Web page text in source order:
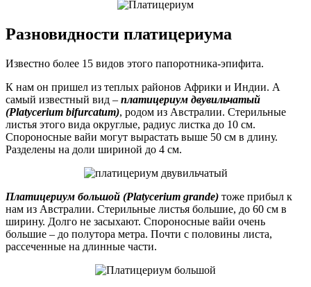
Разновидности платицериума
Известно более 15 видов этого папоротника-эпифита.
К нам он пришел из теплых районов Африки и Индии. А
самый известный вид – платицериум двувильчатый
(Platycerium bifurcatum), родом из Австралии. Стерильные
листья этого вида округлые, радиус листка до 10 см.
Спороносные вайи могут вырастать выше 50 см в длину.
Разделены на доли шириной до 4 см.
Платицериум большой (Platycerium grande) тоже прибыл к
нам из Австралии. Стерильные листья большие, до 60 см в
ширину. Долго не засыхают. Спороносные вайи очень
большие – до полутора метра. Почти с половины листа,
рассеченные на длинные части.